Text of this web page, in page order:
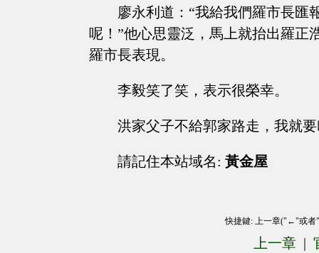
廖永利道：“我給我們羅市長匯
呢！”他心思靈泛，馬上就抬出羅正
羅市長表現。
李毅笑了笑，表示很榮幸。
洪家父子不給郭家路走，我就
請記住本站域名: 黃金屋
快捷鍵: 上一章("←"或
上一章 |